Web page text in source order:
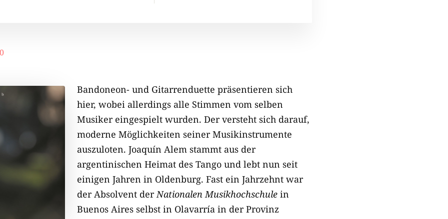
Bandoneon- und Gitarrenduette präsentieren sich
hier, wobei allerdings alle Stimmen vom selben
Musiker eingespielt wurden. Der versteht sich darauf,
moderne Möglichkeiten seiner Musikinstrumente
auszuloten. Joaquín Alem stammt aus der
argentinischen Heimat des Tango und lebt nun seit
einigen Jahren in Oldenburg. Fast ein Jahrzehnt war
der Absolvent der Nationalen Musikhochschulein
Buenos Aires selbst in Olavarría in der Provinz